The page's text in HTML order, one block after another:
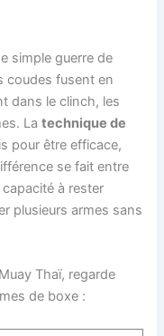
simple guerre de
coudes fusent en
dans le clinch, les
Latechnique de
pour être efficace,
se fait entre
à rester
plusieurs armes sans
Thaï, regarde
de boxe :